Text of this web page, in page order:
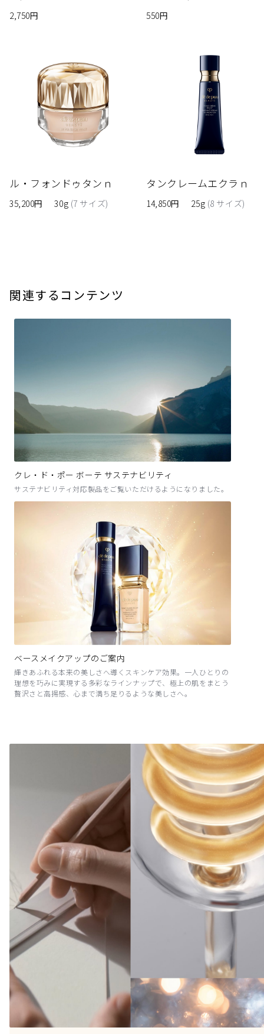
2,750円 550円
ル・フォンドゥタンｎ
35,200円 30g (7 サイズ)
タンクレームエクラｎ
14,850円 25g (8 サイズ)
関連するコンテンツ
クレ・ド・ポー ボーテ サステナビリティ
サステナビリティ対応製品をご覧いただけるようになりました。
ベースメイクアップのご案内
輝きあふれる本来の美しさへ導くスキンケア効果。一人ひとりの
理想を巧みに実現する多彩なラインナップで、極上の肌をまとう
贅沢さと高揚感、心まで満ち足りるような美しさへ。